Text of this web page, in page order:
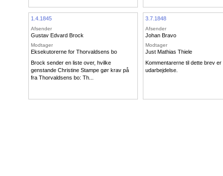
1.4.1845
Afsender
Gustav Edvard Brock
Modtager
Eksekutorerne for Thorvaldsens bo
Brock sender en liste over, hvilke
genstande Christine Stampe gør krav på
fra Thorvaldsens bo: Th...
3.7.1848
Afsender
Johan Bravo
Modtager
Just Mathias Thiele
Kommentarerne til dette brev er
udarbejdelse.